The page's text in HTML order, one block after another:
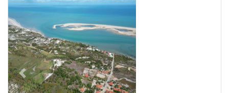
Previous